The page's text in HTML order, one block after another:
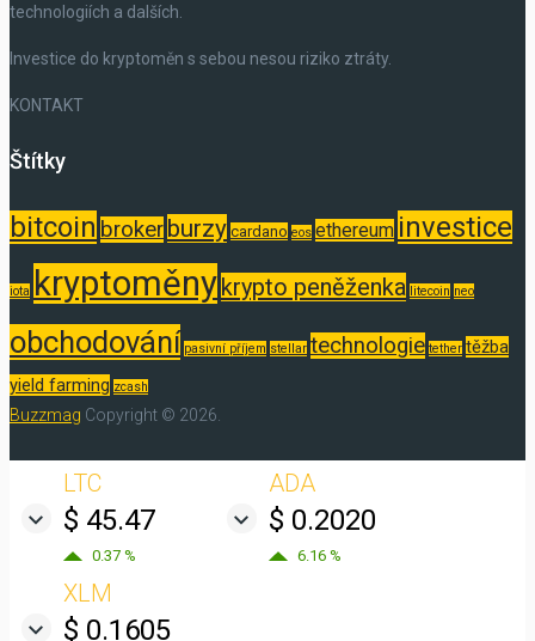
technologiích a dalších.
Investice do kryptoměn s sebou nesou riziko ztráty.
KONTAKT
Štítky
bitcoin brokerburzy cardano eos ethereum investice
iota kryptoměnykrypto peněženka litecoin neo
obchodování pasivní příjem stellar technologie tether těžba
yield farming zcash
Buzzmag Copyright © 2026.
LTC
$ 45.47
0.37 %
ADA
$ 0.2020
6.16 %
XLM
$ 0.1605